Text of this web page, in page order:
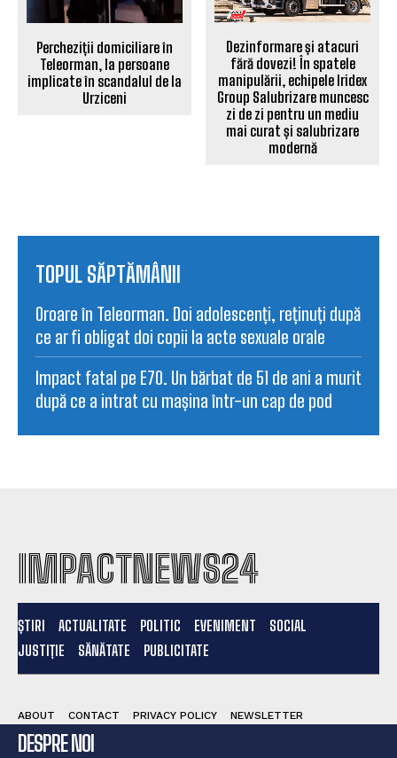
Percheziții domiciliare în
Teleorman, la persoane
implicate în scandalul de la
Urziceni
Dezinformare și atacuri
fără dovezi! În spatele
manipulării, echipele Iridex
Group Salubrizare muncesc
zi de zi pentru un mediu
mai curat și salubrizare
modernă
TOPUL SĂPTĂMÂNII
Oroare în Teleorman. Doi adolescenți, reținuți după
ce ar fi obligat doi copii la acte sexuale orale
Impact fatal pe E70. Un bărbat de 51 de ani a murit
după ce a intrat cu mașina într-un cap de pod
IMPACTNEWS24
ȘTIRI ACTUALITATE POLITIC EVENIMENT
SOCIAL
JUSTIȚIE
SĂNĂTATE PUBLICITATE
ABOUT CONTACT PRIVACY POLICY NEWSLETTER
DESPRE NOI